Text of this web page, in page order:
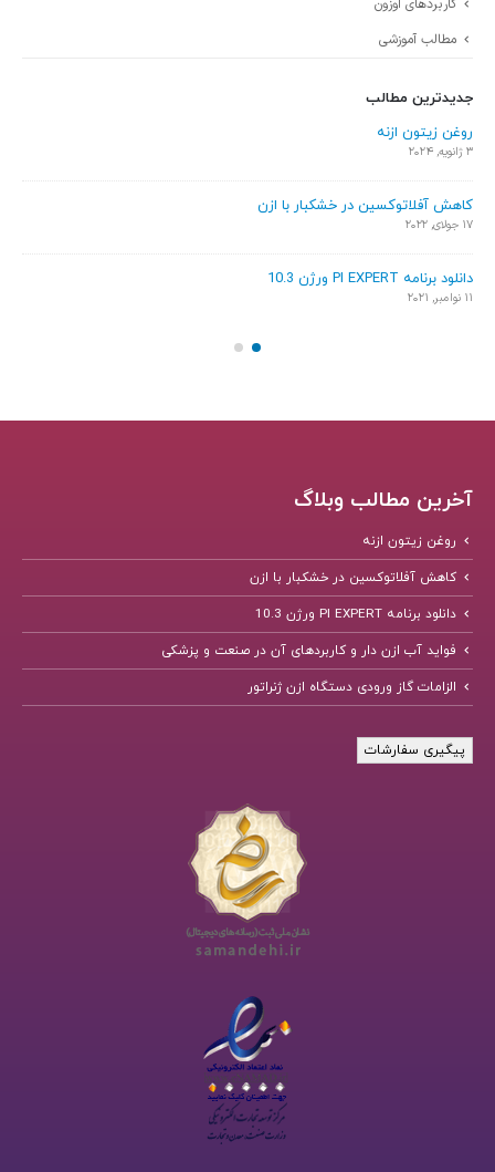
مطالب آموزشی
جدیدترین مطالب
روغن زیتون ازنه
3 ژانویه, 2024
کاهش آفلاتوکسین در خشکبار با ازن
17 جولای, 2022
دانلود برنامه PI EXPERT ورژن 10.3
11 نوامبر, 2021
آخرین مطالب وبلاگ
روغن زیتون ازنه
کاهش آفلاتوکسین در خشکبار با ازن
دانلود برنامه PI EXPERT ورژن 10.3
فواید آب ازن دار و کاربردهای آن در صنعت و پزشکی
الزامات گاز ورودی دستگاه ازن ژنراتور
پیگیری سفارشات